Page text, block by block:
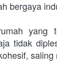
bergaya
yang
tidak